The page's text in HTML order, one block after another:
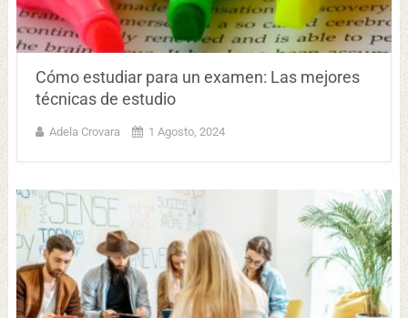
Cómo estudiar para un examen: Las mejores
técnicas de estudio
Adela Crovara 1 Agosto, 2024